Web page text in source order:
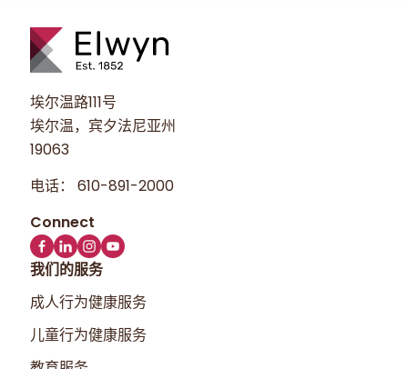
埃尔温路111号
埃尔温，宾夕法尼亚州
19063
电话： 610-891-2000
我们的服务
成人行为健康服务
儿童行为健康服务